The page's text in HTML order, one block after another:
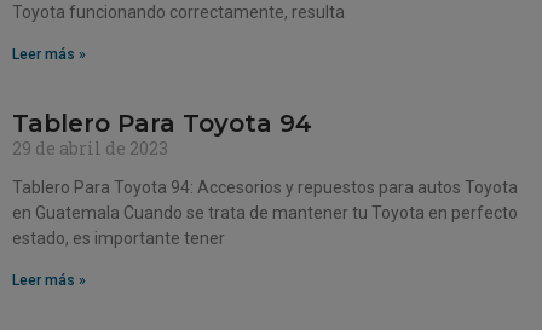
Toyota funcionando correctamente, resulta
Leer más »
Tablero Para Toyota 94
29 de abril de 2023
Tablero Para Toyota 94: Accesorios y repuestos para autos Toyota
en Guatemala Cuando se trata de mantener tu Toyota en perfecto
estado, es importante tener
Leer más »